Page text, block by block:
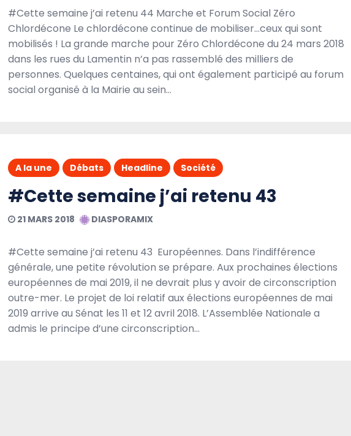
#Cette semaine j’ai retenu 44 Marche et Forum Social Zéro
Chlordécone Le chlordécone continue de mobiliser…ceux qui sont
mobilisés ! La grande marche pour Zéro Chlordécone du 24 mars 2018
dans les rues du Lamentin n’a pas rassemblé des milliers de
personnes. Quelques centaines, qui ont également participé au forum
social organisé à la Mairie au sein…
A la une Débats Headline Société
#Cette semaine j’ai retenu 43
21 MARS 2018 DIASPORAMIX
#Cette semaine j’ai retenu 43 Européennes. Dans l’indifférence
générale, une petite révolution se prépare. Aux prochaines élections
européennes de mai 2019, il ne devrait plus y avoir de circonscription
outre-mer. Le projet de loi relatif aux élections européennes de mai
2019 arrive au Sénat les 11 et 12 avril 2018. L’Assemblée Nationale a
admis le principe d’une circonscription…
Eldridge Cleaver sous la plume de Régis Dubois
2020 DIASPORAMIX 24 NOVEMBRE 2021 DIASPORAMIX